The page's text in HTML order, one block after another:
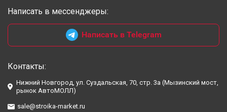
Написать в мессенджеры:
Написать в Telegram
Контакты:
Нижний Новгород, ул. Суздальская, 70, стр. 3а (Мызинский мост,
рынок АвтоМОЛЛ)
sale@stroika-market.ru